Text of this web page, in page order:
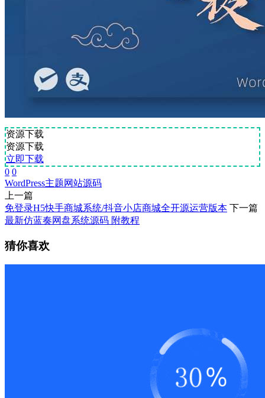
资源下载
资源下载
立即下载
0 0
WordPress主题网站源码
上一篇
免登录H5快手商城系统/抖音小店商城全开源运营版本 下一篇
最新仿蓝奏网盘系统源码 附教程
猜你喜欢